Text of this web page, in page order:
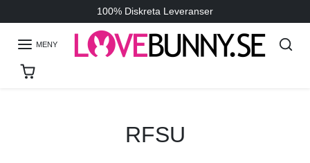
100% Diskreta Leveranser
MENY
RFSU